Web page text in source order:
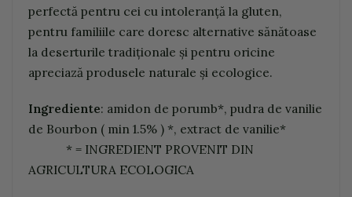
perfectă pentru cei cu intoleranță la gluten,
pentru familiile care doresc alternative sănătoase
la deserturile tradiționale și pentru oricine
apreciază produsele naturale și ecologice.
Ingrediente: amidon de porumb*, pudra de vanilie
de Bourbon ( min 1.5% ) *, extract de vanilie*
* = INGREDIENT PROVENIT DIN
AGRICULTURA ECOLOGICA